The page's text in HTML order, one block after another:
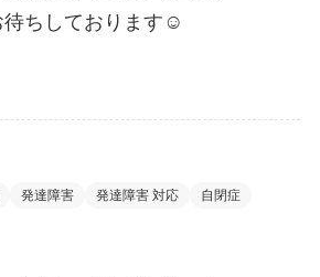
待ちしております☺
発達障害 発達障害 対応
自閉症